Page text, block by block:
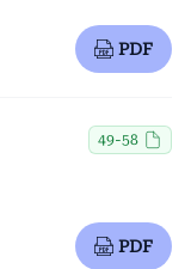
PDF
49-58
PDF